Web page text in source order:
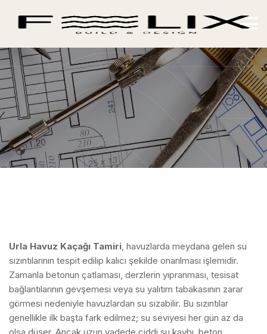
Urla Havuz Kaçağı Tamiri, havuzlarda meydana gelen su
sızıntılarının tespit edilip kalıcı şekilde onarılması işlemidir.
Zamanla betonun çatlaması, derzlerin yıpranması, tesisat
bağlantılarının gevşemesi veya su yalıtım tabakasının zarar
görmesi nedeniyle havuzlardan su sızabilir. Bu sızıntılar
genellikle ilk başta fark edilmez; su seviyesi her gün az da